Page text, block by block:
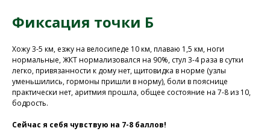
Фиксация точки Б
Хожу 3-5 км, езжу на велосипеде 10 км, плаваю 1,5 км, ноги
нормальные, ЖКТ нормализовался на 90%, стул 3-4 раза в сутки
легко, привязанности к дому нет, щитовидка в норме (узлы
уменьшились, гормоны пришли в норму), боли в пояснице
практически нет, аритмия прошла, общее состояние на 7-8 из 10,
бодрость.
Сейчас я себя чувствую на 7-8 баллов!
У Вас остались вопросы?
Хотите проконсультироваться
с нашим специалистом?